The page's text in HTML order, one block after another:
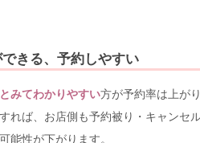
できる、予約しやすい
みてわかりやすい方が予約率は上がり
れば、お店側も予約被り・キャンセ
能性が下がります。